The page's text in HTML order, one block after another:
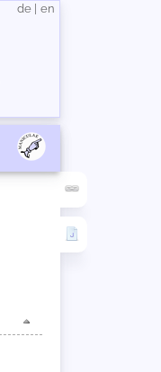
de en